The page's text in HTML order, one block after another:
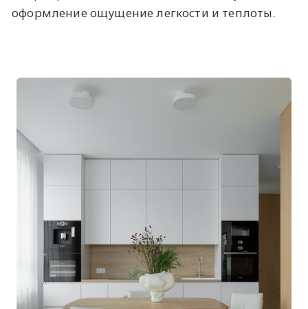
оформление ощущение легкости и теплоты.